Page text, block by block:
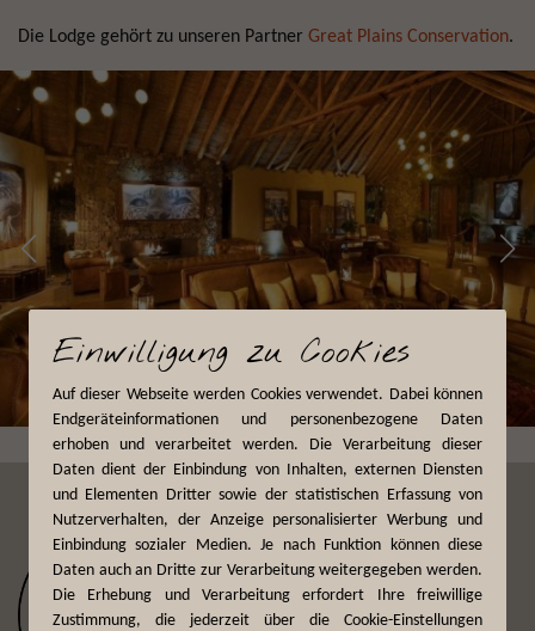
Die Lodge gehört zu unseren Partner Great Plains Conservation.
Einwilligung zu Cookies
Auf dieser Webseite werden Cookies verwendet. Dabei können
Endgeräteinformationen und personenbezogene Daten
erhoben und verarbeitet werden. Die Verarbeitung dieser
Daten dient der Einbindung von Inhalten, externen Diensten
und Elementen Dritter sowie der statistischen Erfassung von
Nutzerverhalten, der Anzeige personalisierter Werbung und
Einbindung sozialer Medien. Je nach Funktion können diese
Daten auch an Dritte zur Verarbeitung weitergegeben werden.
Die Erhebung und Verarbeitung erfordert Ihre freiwillige
Zustimmung, die jederzeit über die Cookie-Einstellungen